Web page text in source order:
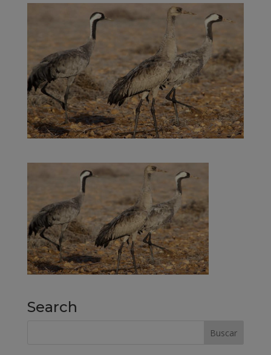
Search